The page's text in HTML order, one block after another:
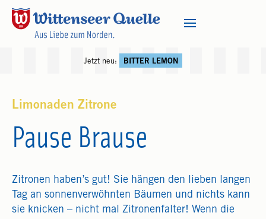
Jetzt neu: BITTER LEMON
Limonaden Zitrone
Pause Brause
Zitronen haben’s gut! Sie hängen den lieben langen
Tag an sonnenverwöhnten Bäumen und nichts kann
sie knicken – nicht mal Zitronenfalter! Wenn die